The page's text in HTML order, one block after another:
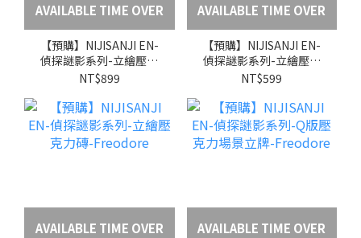
AVAILABLE TIME OVER
【預購】NIJISANJI EN-
偵探謎影系列-立繪壓克
力大立牌-Freodore
NT$899
AVAILABLE TIME OVER
【預購】NIJISANJI EN-
偵探謎影系列-立繪壓克
力場景立牌-Freodore
NT$599
AVAILABLE TIME OVER AVAILABLE TIME OVER